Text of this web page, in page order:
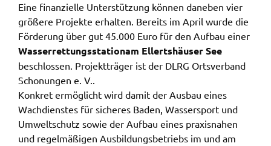
Eine finan­zi­el­le Unter­stüt­zung können dane­ben vier
größe­re Projek­te erhal­ten. Bereits im April wurde die
Förde­rung über gut 45.000 Euro für den Aufbau einer
Wasser­ret­tungs­sta­ti­onam Ellerts­häu­ser See
beschlos­sen. Projekt­trä­ger ist der DLRG Orts­ver­band
Scho­nun­gen e. V..
Konkret ermög­licht wird damit der Ausbau eines
Wach­diens­tes für siche­res Baden, Wasser­sport und
Umwelt­schutz sowie der Aufbau eines praxis­na­hen
und regel­mä­ßi­gen Ausbil­dungs­be­triebs im und am
sammeln. Anders als bei Geltung der DSGVO
werden Sie insofern nicht erst um Einwilligung
gebeten. Zudem ist nach dem sog. CLOUD-Act der
USA eine Weitergabe an Regierungsbehörden zu
ermöglichen.
Weitere Informationen finden Sie in
unserenDatenschutzhinweisen
YouTube